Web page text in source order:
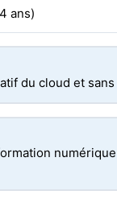
ans)
du cloud et